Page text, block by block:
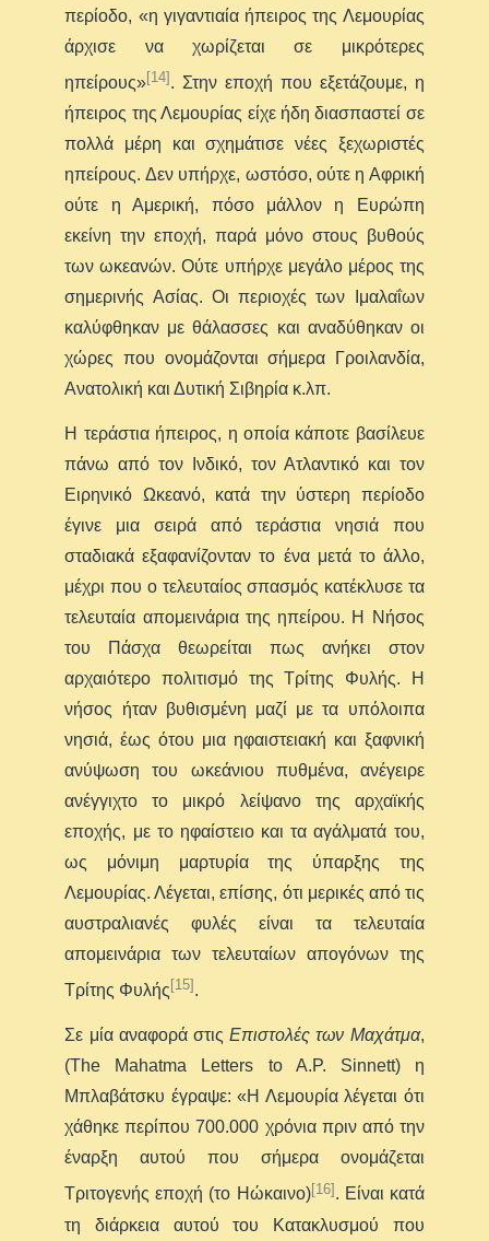
περίοδο, «η γιγαντιαία ήπειρος της Λεμουρίας
άρχισε να χωρίζεται σε μικρότερες
ηπείρους»[14]. Στην εποχή που εξετάζουμε, η
ήπειρος της Λεμουρίας είχε ήδη διασπαστεί σε
πολλά μέρη και σχημάτισε νέες ξεχωριστές
ηπείρους. Δεν υπήρχε, ωστόσο, ούτε η Αφρική
ούτε η Αμερική, πόσο μάλλον η Ευρώπη
εκείνη την εποχή, παρά μόνο στους βυθούς
των ωκεανών. Ούτε υπήρχε μεγάλο μέρος της
σημερινής Ασίας. Οι περιοχές των Ιμαλαΐων
καλύφθηκαν με θάλασσες και αναδύθηκαν οι
χώρες που ονομάζονται σήμερα Γροιλανδία,
Ανατολική και Δυτική Σιβηρία κ.λπ.
Η τεράστια ήπειρος, η οποία κάποτε βασίλευε
πάνω από τον Ινδικό, τον Ατλαντικό και τον
Ειρηνικό Ωκεανό, κατά την ύστερη περίοδο
έγινε μια σειρά από τεράστια νησιά που
σταδιακά εξαφανίζονταν το ένα μετά το άλλο,
μέχρι που ο τελευταίος σπασμός κατέκλυσε τα
τελευταία απομεινάρια της ηπείρου. Η Νήσος
του Πάσχα θεωρείται πως ανήκει στον
αρχαιότερο πολιτισμό της Τρίτης Φυλής. Η
νήσος ήταν βυθισμένη μαζί με τα υπόλοιπα
νησιά, έως ότου μια ηφαιστειακή και ξαφνική
ανύψωση του ωκεάνιου πυθμένα, ανέγειρε
ανέγγιχτο το μικρό λείψανο της αρχαϊκής
εποχής, με το ηφαίστειο και τα αγάλματά του,
ως μόνιμη μαρτυρία της ύπαρξης της
Λεμουρίας. Λέγεται, επίσης, ότι μερικές από τις
αυστραλιανές φυλές είναι τα τελευταία
απομεινάρια των τελευταίων απογόνων της
Τρίτης Φυλής [15] .
Σε μία αναφορά στιςΕπιστολές των Μαχάτμα,
(The Mahatma Letters to A.P. Sinnett) η
Μπλαβάτσκυ έγραψε: «Η Λεμουρία λέγεται ότι
χάθηκε περίπου 700.000 χρόνια πριν από την
έναρξη αυτού που σήμερα ονομάζεται
Τριτογενής εποχή (το Ηώκαινο)[16]. Είναι κατά
τη διάρκεια αυτού του Κατακλυσμού που